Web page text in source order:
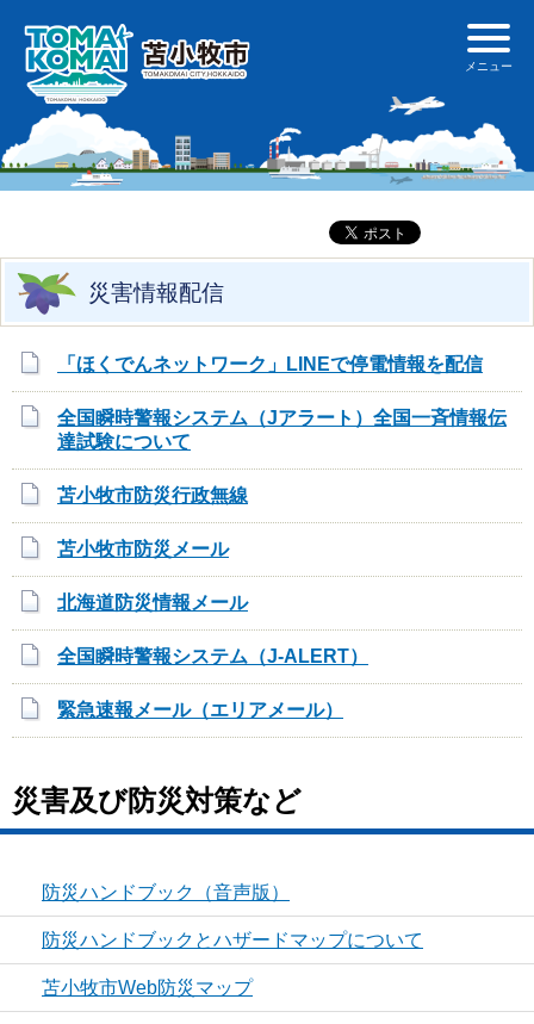
災害情報配信
「ほくでんネットワーク」LINEで停電情報を配信
全国瞬時警報システム（Jアラート）全国一斉情報伝
達試験について
苫小牧市防災行政無線
苫小牧市防災メール
北海道防災情報メール
全国瞬時警報システム（J-ALERT）
緊急速報メール（エリアメール）
災害及び防災対策など
防災ハンドブック（音声版）
防災ハンドブックとハザードマップについて
苫小牧市Web防災マップ